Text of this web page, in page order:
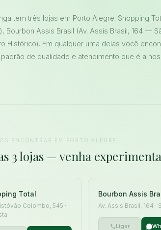
tem três lojas em Porto Alegre: Shopping
Bourbon Assis Brasil (Av. Assis Brasil, 164 —
Histórico). Em qualquer uma delas você
de qualidade e atendimento que é a
ENCONTRAR EM PORTO ALEGRE
3 lojas — venha
Total
Colombo, 545 ·
Bourbon Assis
Av. Assis Brasil, 164 ·
Ligar